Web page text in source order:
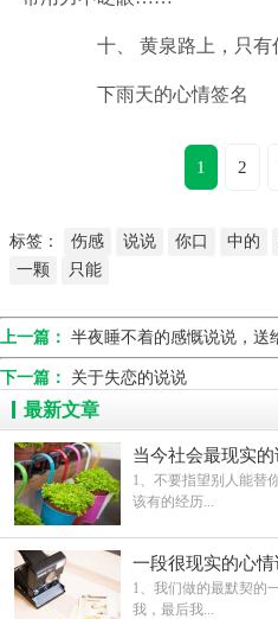
十、 黄泉路上，只有
下雨天的心情签名
1 2
标签： 伤感 说说 你口 中的
一颗
只能
上一篇： 半夜睡不着的感慨说说，送
下一篇： 关于失恋的说说
最新文章
当今社会最现实
心中的地位
1、不要指望别人能替
该有的经历...
一段很现实的心
别呻吟
1、我们做的最默契的
我，最后我...